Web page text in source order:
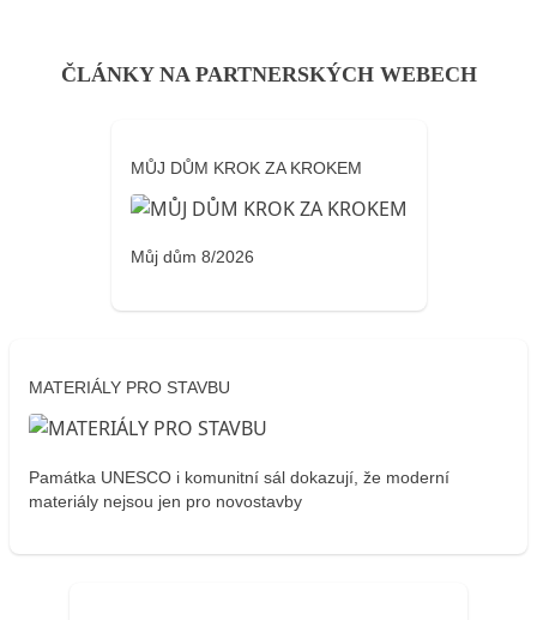
ČLÁNKY NA PARTNERSKÝCH WEBECH
MŮJ DŮM KROK ZA KROKEM
Můj dům 8/2026
MATERIÁLY PRO STAVBU
Památka UNESCO i komunitní sál dokazují, že moderní
materiály nejsou jen pro novostavby